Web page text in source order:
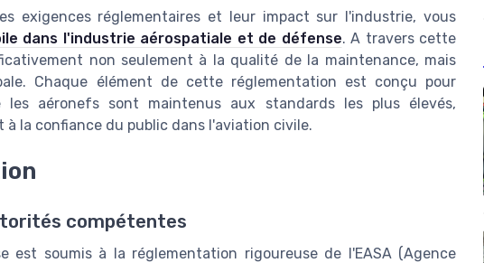
exigences réglementaires et leur impact sur l'industrie, vous
dans l'industrie aérospatiale et de défense. A travers cette
non seulement à la qualité de la maintenance, mais
Chaque élément de cette réglementation est conçu pour
aéronefs sont maintenus aux standards les plus élevés,
la confiance du public dans l'aviation civile.
compétentes
est soumis à la réglementation rigoureuse de l'EASA (Agence